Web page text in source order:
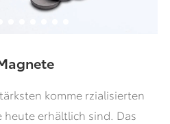
komme rzialisierten
heute erhältlich sind. Das